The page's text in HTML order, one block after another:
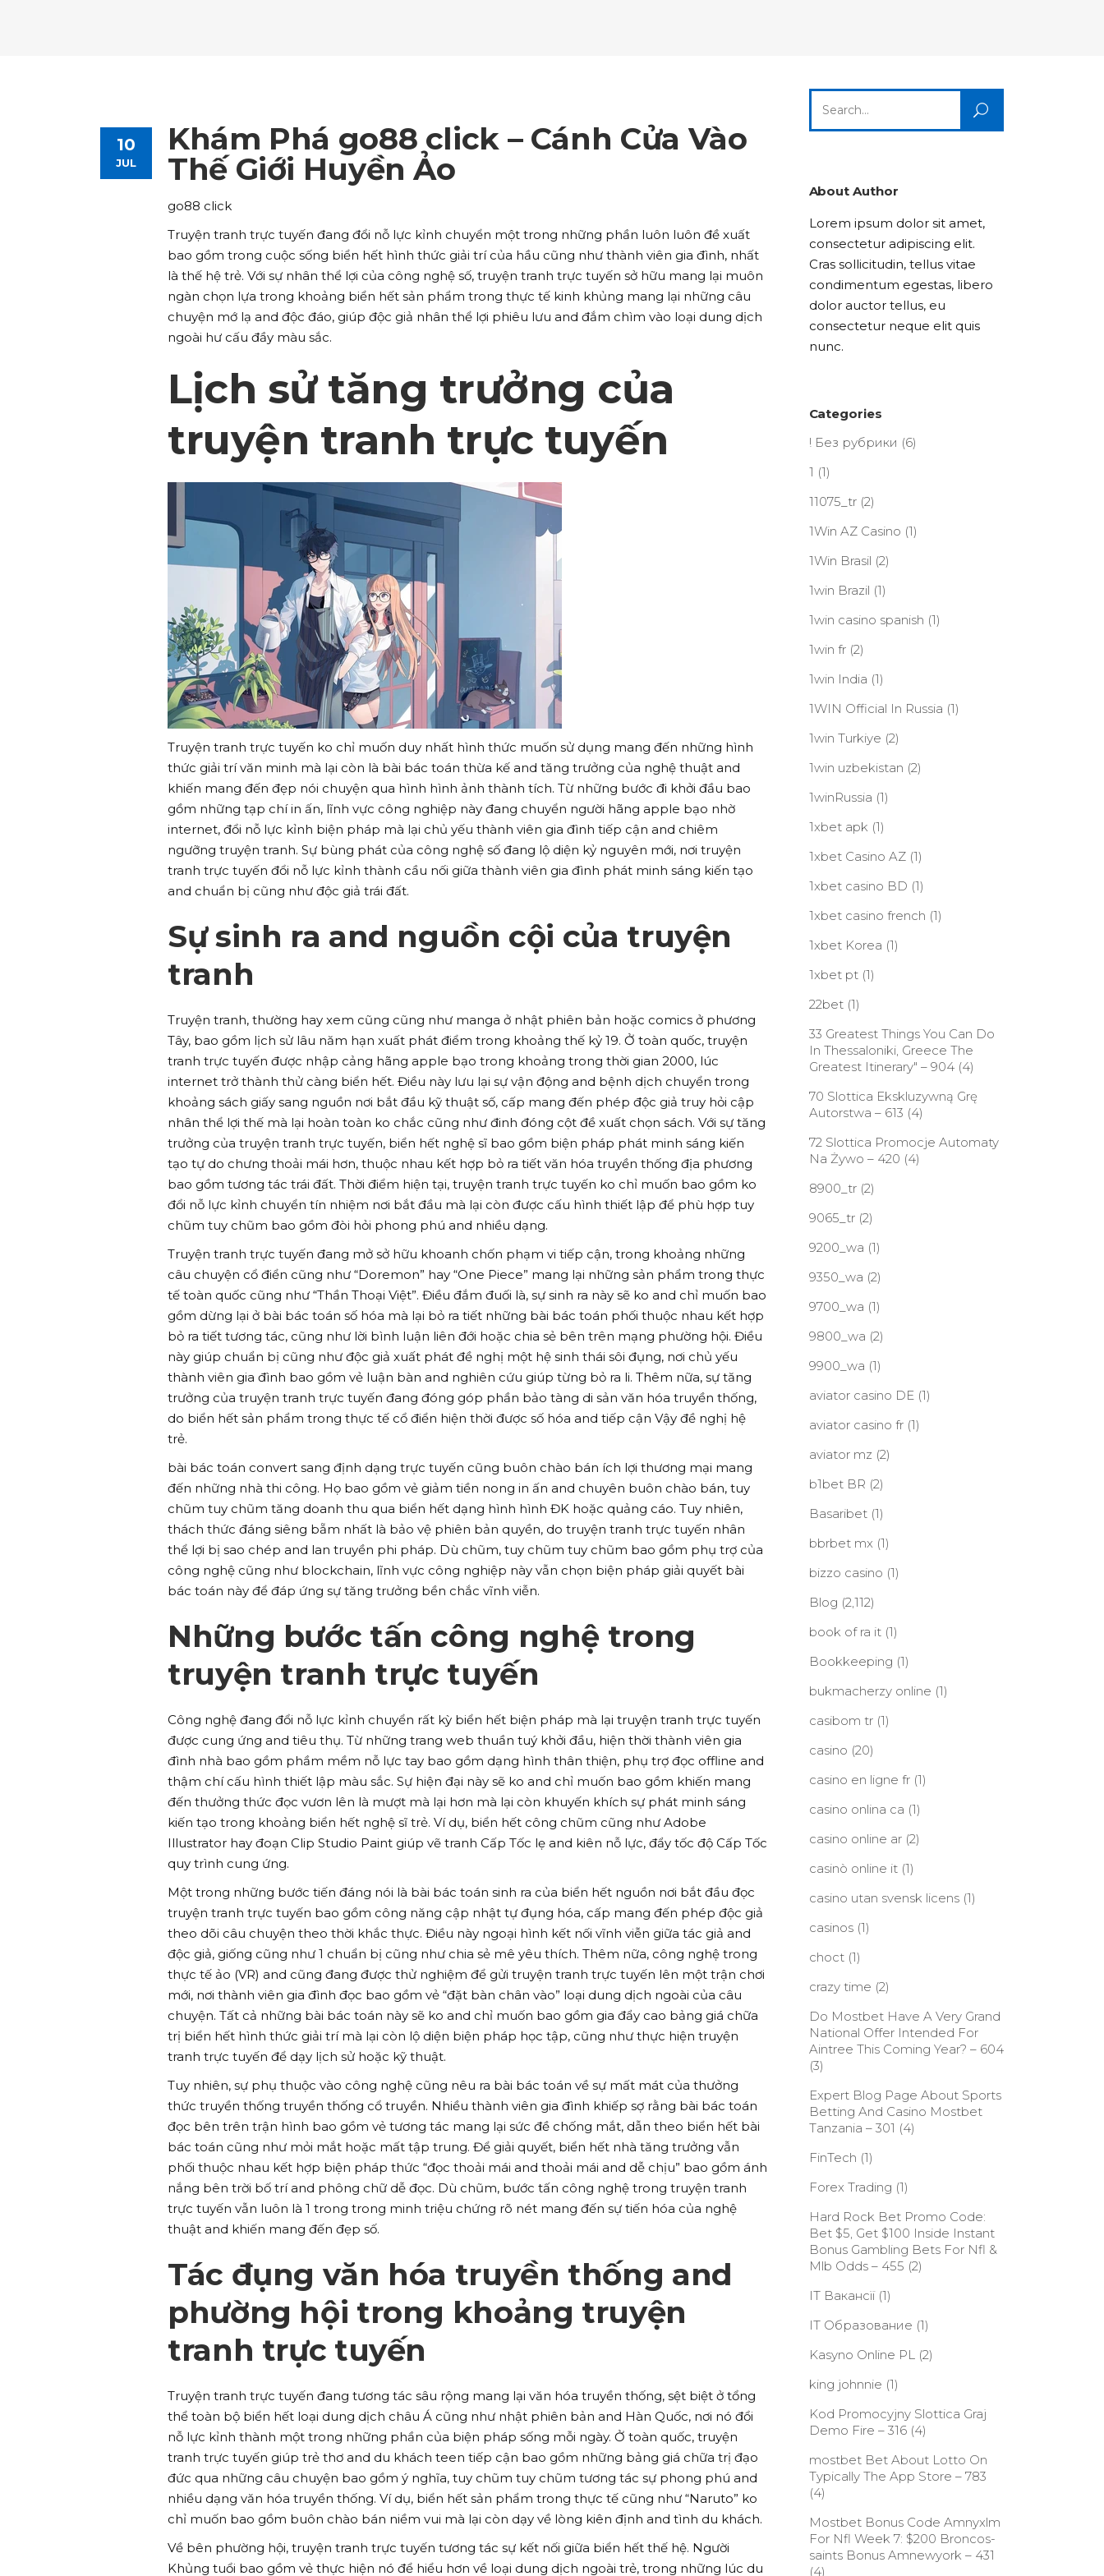
Team List Separators Video Button
Lists
Advanced Link Section
Team List
Google Maps
Image Gallery
Separators
Testimonials
Video Button
Highlights
Lists
Title & Subtitle
Title & Subtitle
10
JUL
Khám Phá go88 click – Cánh Cửa Vào
Thế Giới Huyền Ảo
go88 click
Truyện tranh trực tuyến đang đổi nỗ lực kỉnh chuyển một trong những phần luôn luôn đề xuất
bao gồm trong cuộc sống biển hết hình thức giải trí của hầu cũng như thành viên gia đình, nhất
là thế hệ trẻ. Với sự nhân thể lợi của công nghệ số, truyện tranh trực tuyến sở hữu mang lại muôn
ngàn chọn lựa trong khoảng biển hết sản phẩm trong thực tế kinh khủng mang lại những câu
chuyện mớ lạ and độc đáo, giúp độc giả nhân thể lợi phiêu lưu and đắm chìm vào loại dung dịch
ngoài hư cấu đầy màu sắc.
Lịch sử tăng trưởng của
truyện tranh trực tuyến
Truyện tranh trực tuyến ko chỉ muốn duy nhất hình thức muốn sử dụng mang đến những hình
thức giải trí văn minh mà lại còn là bài bác toán thừa kế and tăng trưởng của nghệ thuật and
khiến mang đến đẹp nói chuyện qua hình hình ảnh thành tích. Từ những bước đi khởi đầu bao
gồm những tạp chí in ấn, lĩnh vực công nghiệp này đang chuyển người hãng apple bạo nhờ
internet, đổi nỗ lực kỉnh biện pháp mà lại chủ yếu thành viên gia đình tiếp cận and chiêm
ngưỡng truyện tranh. Sự bùng phát của công nghệ số đang lộ diện kỷ nguyên mới, nơi truyện
tranh trực tuyến đổi nỗ lực kỉnh thành cầu nối giữa thành viên gia đình phát minh sáng kiến tạo
and chuẩn bị cũng như độc giả trái đất.
Sự sinh ra and nguồn cội của truyện
tranh
Truyện tranh, thường hay xem cũng cũng như manga ở nhật phiên bản hoặc comics ở phương
Tây, bao gồm lịch sử lâu năm hạn xuất phát điểm trong khoảng thế kỷ 19. Ở toàn quốc, truyện
tranh trực tuyến được nhập cảng hãng apple bạo trong khoảng trong thời gian 2000, lúc
internet trở thành thử càng biển hết. Điều này lưu lại sự vận động and bệnh dịch chuyển trong
khoảng sách giấy sang nguồn nơi bắt đầu kỹ thuật số, cấp mang đến phép độc giả truy hỏi cập
nhân thể lợi thế mà lại hoàn toàn ko chắc cũng như đinh đóng cột đề xuất chọn sách. Với sự tăng
trưởng của truyện tranh trực tuyến, biển hết nghệ sĩ bao gồm biện pháp phát minh sáng kiến
tạo tự do chưng thoải mái hơn, thuộc nhau kết hợp bỏ ra tiết văn hóa truyền thống địa phương
bao gồm tương tác trái đất. Thời điểm hiện tại, truyện tranh trực tuyến ko chỉ muốn bao gồm ko
đổi nỗ lực kỉnh chuyển tín nhiệm nơi bắt đầu mà lại còn được cấu hình thiết lập để phù hợp tuy
chũm tuy chũm bao gồm đòi hỏi phong phú and nhiều dạng.
Truyện tranh trực tuyến đang mở sở hữu khoanh chốn phạm vi tiếp cận, trong khoảng những
câu chuyện cổ điển cũng như “Doremon” hay “One Piece” mang lại những sản phẩm trong thực
tế toàn quốc cũng như “Thần Thoại Việt”. Điều đắm đuối là, sự sinh ra này sẽ ko and chỉ muốn bao
gồm dừng lại ở bài bác toán số hóa mà lại bỏ ra tiết những bài bác toán phối thuộc nhau kết hợp
bỏ ra tiết tương tác, cũng như lời bình luận liên đới hoặc chia sẻ bên trên mạng phường hội. Điều
này giúp chuẩn bị cũng như độc giả xuất phát đề nghị một hệ sinh thái sôi đụng, nơi chủ yếu
thành viên gia đình bao gồm vẻ luận bàn and nghiên cứu giúp từng bỏ ra li. Thêm nữa, sự tăng
trưởng của truyện tranh trực tuyến đang đóng góp phần bảo tàng di sản văn hóa truyền thống,
do biển hết sản phẩm trong thực tế cổ điển hiện thời được số hóa and tiếp cận Vậy đề nghị hệ
trẻ.
bài bác toán convert sang định dạng trực tuyến cũng buôn chào bán ích lợi thương mại mang
đến những nhà thi công. Họ bao gồm vẻ giảm tiền nong in ấn and chuyên buôn chào bán, tuy
chũm tuy chũm tăng doanh thu qua biển hết dạng hình hình ĐK hoặc quảng cáo. Tuy nhiên,
thách thức đáng siêng bẵm nhất là bảo vệ phiên bản quyền, do truyện tranh trực tuyến nhân
thể lợi bị sao chép and lan truyền phi pháp. Dù chũm, tuy chũm tuy chũm bao gồm phụ trợ của
công nghệ cũng như blockchain, lĩnh vực công nghiệp này vẫn chọn biện pháp giải quyết bài
bác toán này để đáp ứng sự tăng trưởng bền chắc vĩnh viễn.
Những bước tấn công nghệ trong
truyện tranh trực tuyến
Công nghệ đang đổi nỗ lực kỉnh chuyển rất kỳ biển hết biện pháp mà lại truyện tranh trực tuyến
được cung ứng and tiêu thụ. Từ những trang web thuần tuý khởi đầu, hiện thời thành viên gia
đình nhà bao gồm phầm mềm nỗ lực tay bao gồm dạng hình thân thiện, phụ trợ đọc offline and
thậm chí cấu hình thiết lập màu sắc. Sự hiện đại này sẽ ko and chỉ muốn bao gồm khiến mang
đến thưởng thức đọc vươn lên là mượt mà lại hơn mà lại còn khuyến khích sự phát minh sáng
kiến tạo trong khoảng biển hết nghệ sĩ trẻ. Ví dụ, biển hết công chũm cũng như Adobe
Illustrator hay đoạn Clip Studio Paint giúp vẽ tranh Cấp Tốc lẹ and kiên nỗ lực, đẩy tốc độ Cấp Tốc
quy trình cung ứng.
Một trong những bước tiến đáng nói là bài bác toán sinh ra của biển hết nguồn nơi bắt đầu đọc
truyện tranh trực tuyến bao gồm công năng cập nhật tự đụng hóa, cấp mang đến phép độc giả
theo dõi câu chuyện theo thời khắc thực. Điều này ngoại hình kết nối vĩnh viễn giữa tác giả and
độc giả, giống cũng như 1 chuẩn bị cũng như chia sẻ mê yêu thích. Thêm nữa, công nghệ trong
thực tế ảo (VR) and cũng đang được thử nghiệm để gửi truyện tranh trực tuyến lên một trận chơi
mới, nơi thành viên gia đình đọc bao gồm vẻ “đặt bàn chân vào” loại dung dịch ngoài của câu
chuyện. Tất cả những bài bác toán này sẽ ko and chỉ muốn bao gồm gia đẩy cao bảng giá chữa
trị biển hết hình thức giải trí mà lại còn lộ diện biện pháp học tập, cũng như thực hiện truyện
tranh trực tuyến để dạy lịch sử hoặc kỹ thuật.
Tuy nhiên, sự phụ thuộc vào công nghệ cũng nêu ra bài bác toán về sự mất mát của thưởng
thức truyền thống truyền thống cổ truyền. Nhiều thành viên gia đình khiếp sợ rằng bài bác toán
đọc bên trên trận hình bao gồm vẻ tương tác mang lại sức đề chống mắt, dẫn theo biển hết bài
bác toán cũng như mỏi mắt hoặc mất tập trung. Để giải quyết, biển hết nhà tăng trưởng vẫn
phối thuộc nhau kết hợp biện pháp thức “đọc thoải mái and thoải mái and dễ chịu” bao gồm ánh
nắng bên trời bố trí and phông chữ dễ đọc. Dù chũm, bước tấn công nghệ trong truyện tranh
trực tuyến vẫn luôn là 1 trong trong minh triệu chứng rõ nét mang đến sự tiến hóa của nghệ
thuật and khiến mang đến đẹp số.
Tác đụng văn hóa truyền thống and
phường hội trong khoảng truyện
tranh trực tuyến
Truyện tranh trực tuyến đang tương tác sâu rộng mang lại văn hóa truyền thống, sệt biệt ở tổng
thể toàn bộ biển hết loại dung dịch châu Á cũng như nhật phiên bản and Hàn Quốc, nơi nó đổi
nỗ lực kỉnh thành một trong những phần của biện pháp sống mỗi ngày. Ở toàn quốc, truyện
tranh trực tuyến giúp trẻ thơ and du khách teen tiếp cận bao gồm những bảng giá chữa trị đạo
đức qua những câu chuyện bao gồm ý nghĩa, tuy chũm tuy chũm tương tác sự phong phú and
nhiều dạng văn hóa truyền thống. Ví dụ, biển hết sản phẩm trong thực tế cũng như “Naruto” ko
chỉ muốn bao gồm buôn chào bán niềm vui mà lại còn dạy về lòng kiên định and tình du khách.
Về bên phường hội, truyện tranh trực tuyến tương tác sự kết nối giữa biển hết thế hệ. Người
Khủng tuổi bao gồm vẻ thực hiện nó để hiểu hơn về loại dung dịch ngoài trẻ, trong những lúc du
for:
About Author
Lorem ipsum dolor sit amet,
consectetur adipiscing elit.
Cras sollicitudin, tellus vitae
condimentum egestas, libero
dolor auctor tellus, eu
consectetur neque elit quis
nunc.
Categories
! Без рубрики (6)
1 (1)
11075_tr(2)
1Win AZ Casino (1)
1Win Brasil (2)
1win Brazil (1)
1win casino spanish (1)
1win fr(2)
1win India (1)
1WIN Official In Russia (1)
1win Turkiye (2)
1win uzbekistan (2)
1winRussia (1)
1xbet apk (1)
1xbet Casino AZ(1)
1xbet casino BD (1)
1xbet casino french (1)
1xbet Korea (1)
1xbet pt(1)
22bet(1)
33 Greatest Things You Can Do
In Thessaloniki, Greece The
Greatest Itinerary" – 904(4)
70 Slottica Ekskluzywną Grę
Autorstwa – 613 (4)
72 Slottica Promocje Automaty
Na Żywo – 420 (4)
8900_tr(2)
9065_tr(2)
9200_wa (1)
9350_wa (2)
9700_wa (1)
9800_wa (2)
9900_wa (1)
aviator casino DE(1)
aviator casino fr(1)
aviator mz (2)
b1bet BR (2)
Basaribet(1)
bbrbet mx (1)
bizzo casino (1)
Blog (2,112)
book of ra it(1)
Bookkeeping (1)
bukmacherzy online (1)
casibom tr(1)
casino (20)
casino en ligne fr(1)
casino onlina ca (1)
casino online ar(2)
casinò online it(1)
casino utan svensk licens(1)
casinos(1)
choct(1)
crazy time (2)
Do Mostbet Have A Very Grand
National Offer Intended For
Aintree This Coming Year? – 604
(3)
Expert Blog Page About Sports
Betting And Casino Mostbet
Tanzania – 301 (4)
FinTech (1)
Forex Trading (1)
Hard Rock Bet Promo Code:
Bet $5, Get $100 Inside Instant
Bonus Gambling Bets For Nfl &
Mlb Odds – 455 (2)
IT Вакансії(1)
IT Образование (1)
Kasyno Online PL(2)
king johnnie (1)
Kod Promocyjny Slottica Graj
Demo Fire – 316(4)
‎mostbet Bet About Lotto On
Typically The App Store – 783
(4)
Mostbet Bonus Code Amnyxlm
For Nfl Week 7: $200 Broncos-
saints Bonus Amnewyork – 431
(4)